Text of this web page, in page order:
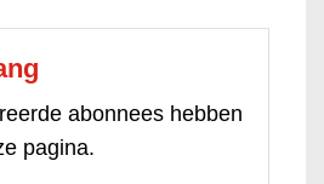
abonnees hebben
pagina.